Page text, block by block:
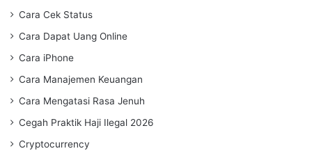
Cara Cek Status
Cara Dapat Uang Online
Cara iPhone
Cara Manajemen Keuangan
Cara Mengatasi Rasa Jenuh
Cegah Praktik Haji Ilegal 2026
Cryptocurrency